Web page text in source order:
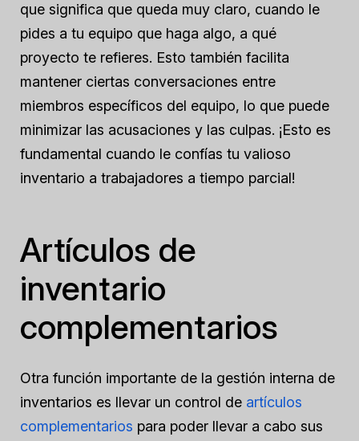
que significa que queda muy claro, cuando le
pides a tu equipo que haga algo, a qué
proyecto te refieres. Esto también facilita
mantener ciertas conversaciones entre
miembros específicos del equipo, lo que puede
minimizar las acusaciones y las culpas. ¡Esto es
fundamental cuando le confías tu valioso
inventario a trabajadores a tiempo parcial!
Artículos de
inventario
complementarios
Otra función importante de la gestión interna de
inventarios es llevar un control de artículos
complementarios para poder llevar a cabo sus